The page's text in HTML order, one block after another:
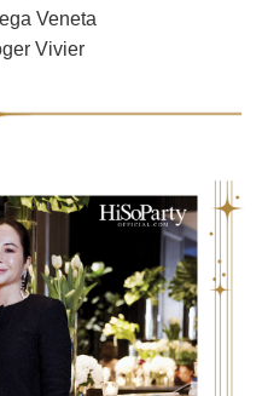
Veneta
Vivier